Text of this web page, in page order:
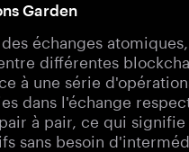
Garden
échanges
différentes
à une série
dans l'échange
à pair, ce qui
sans besoin